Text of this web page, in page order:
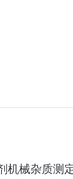
机械杂质测